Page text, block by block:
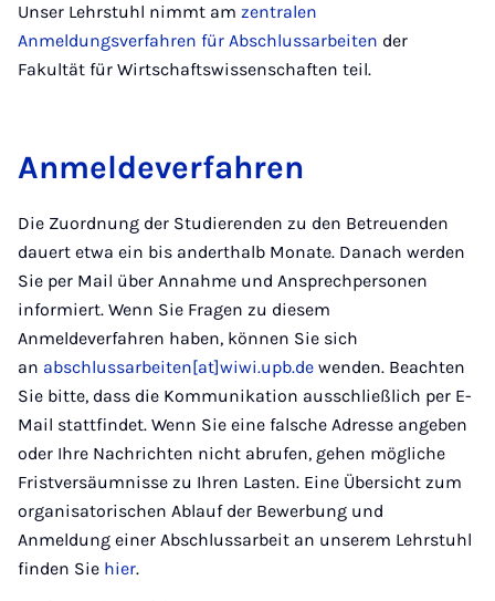
Unser Lehrstuhl nimmt am zentralen
Anmeldungsverfahren für Abschlussarbeiten der
Fakultät für Wirtschaftswissenschaften teil.
Anmeldeverfahren
Die Zuordnung der Studierenden zu den Betreuenden
dauert etwa ein bis anderthalb Monate. Danach werden
Sie per Mail über Annahme und Ansprechpersonen
informiert. Wenn Sie Fragen zu diesem
Anmeldeverfahren haben, können Sie sich
an abschlussarbeiten[at]wiwi.upb.de wenden. Beachten
Sie bitte, dass die Kommunikation ausschließlich per E-
Mail stattfindet. Wenn Sie eine falsche Adresse angeben
oder Ihre Nachrichten nicht abrufen, gehen mögliche
Fristversäumnisse zu Ihren Lasten. Eine Übersicht zum
organisatorischen Ablauf der Bewerbung und
Anmeldung einer Abschlussarbeit an unserem Lehrstuhl
finden Sie hier.